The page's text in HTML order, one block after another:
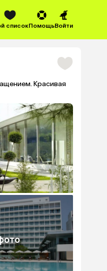
списокПомощьВойти
Красивая